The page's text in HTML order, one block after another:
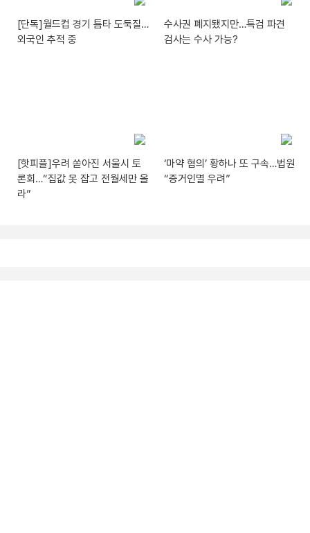
[단독]월드컵 경기 틈타 도둑질…
외국인 추적 중
수사권 폐지됐지만…특검 파견
검사는 수사 가능?
[핫피플]우려 쏟아진 서울시 토
론회…“집값 못 잡고 전월세만 올
라”
‘마약 혐의’ 황하나 또 구속…법원
“증거인멸 우려”